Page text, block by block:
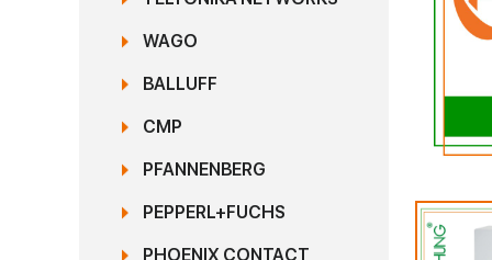
WAGO
BALLUFF
CMP
PFANNENBERG
PEPPERL+FUCHS
PHOENIX CONTACT